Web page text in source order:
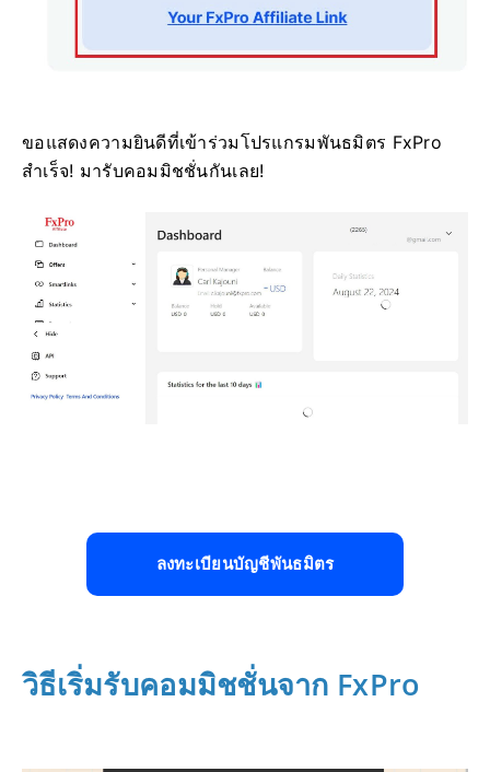
ขอแสดงความยินดีที่เข้าร่วมโปรแกรมพันธมิตร FxPro
สำเร็จ! มารับคอมมิชชั่นกันเลย!
ลงทะเบียนบัญชีพันธมิตร
วิธีเริ่มรับคอมมิชชั่นจาก FxPro